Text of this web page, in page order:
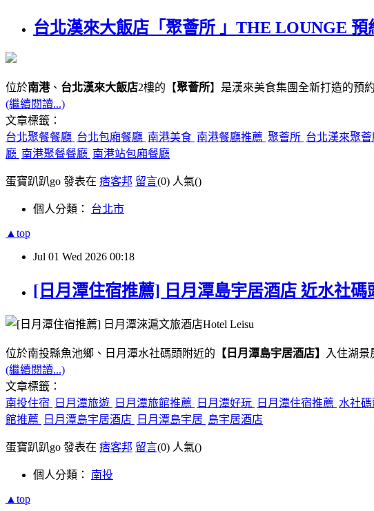
台北漢來大飯店「聚薈所 」THE LOUNGE 預
位於南港、 台北漢來大飯店2樓的【聚薈所】是漢來美食集團全新打造的預
(繼續閱讀...)
文章標籤：
台北聚餐餐廳 台北包廂餐廳 南港美食 南港餐廳推薦 聚薈所 台北漢來聚薈
廳 南港聚餐餐廳 南港站包廂餐廳
蛋寶趴趴go 發表在 痞客邦 留言(0) 人氣()
個人分類： 台北市
▲top
Jul 01 Wed 2026 00:18
[日月潭住宿推薦] 日月潭島宇居酒店 近水社碼
位於南投縣魚池鄉、日月潭水社碼頭附近的 【日月潭島宇居酒店】
入住湖景
(繼續閱讀...)
文章標籤：
南投住宿
日月潭旅遊 日月潭旅館推薦 日月潭好玩 日月潭住宿推薦 水社
館推薦
日月潭島宇居酒店 日月潭島宇居 島宇居酒店
蛋寶趴趴go 發表在 痞客邦 留言(0) 人氣()
個人分類： 南投
▲top